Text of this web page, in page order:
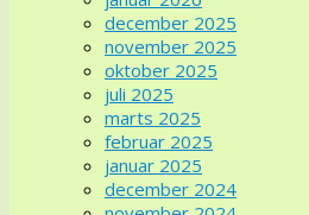
december 2025
november 2025
oktober 2025
juli 2025
marts 2025
februar 2025
januar 2025
december 2024